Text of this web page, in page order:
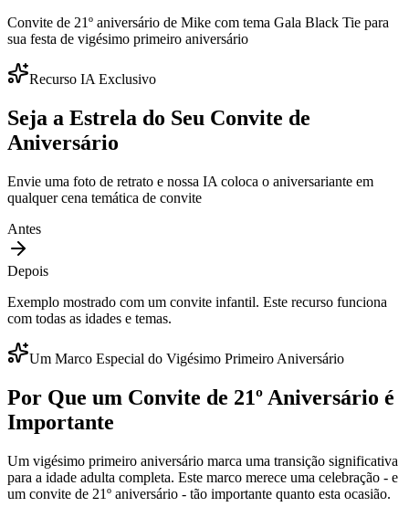
Convite de 21º aniversário de Mike com tema Gala Black Tie para
sua festa de vigésimo primeiro aniversário
Recurso IA Exclusivo
Seja a Estrela do Seu Convite de
Aniversário
Envie uma foto de retrato e nossa IA coloca o aniversariante em
qualquer cena temática de convite
Antes
Depois
Exemplo mostrado com um convite infantil. Este recurso funciona
com todas as idades e temas.
Um Marco Especial do Vigésimo Primeiro Aniversário
Por Que um Convite de 21º Aniversário é
Importante
Um vigésimo primeiro aniversário marca uma transição significativa
para a idade adulta completa. Este marco merece uma celebração - e
um convite de 21º aniversário - tão importante quanto esta ocasião.